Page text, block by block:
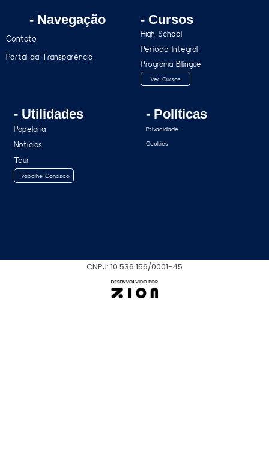
- Navegação
Contato
Portal da Transparência
- Cursos
High School
Período Integral
Programa Bilíngue
Ver Cursos
- Utilidades
Papelaria
Notícias
Tour
Trabalhe Conosco
- Políticas
Privacidade
Cookies
CNPJ: 10.536.156/0001-45